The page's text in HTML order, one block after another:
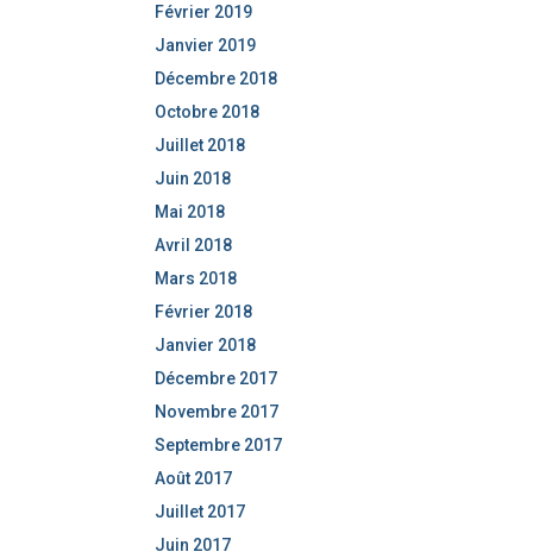
Février 2019
Janvier 2019
Décembre 2018
Octobre 2018
Juillet 2018
Juin 2018
Mai 2018
Avril 2018
Mars 2018
Février 2018
Janvier 2018
Décembre 2017
Novembre 2017
Septembre 2017
Août 2017
Juillet 2017
Juin 2017